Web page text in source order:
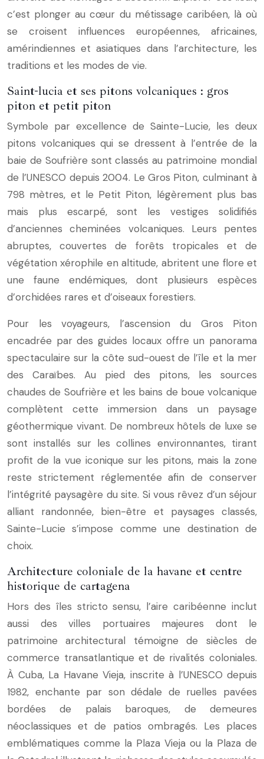
c’est plonger au cœur du métissage caribéen, là où
se croisent influences européennes, africaines,
amérindiennes et asiatiques dans l’architecture, les
traditions et les modes de vie.
Saint-lucia et ses pitons volcaniques : gros
piton et petit piton
Symbole par excellence de Sainte-Lucie, les deux
pitons volcaniques qui se dressent à l’entrée de la
baie de Soufrière sont classés au patrimoine mondial
de l’UNESCO depuis 2004. Le Gros Piton, culminant à
798 mètres, et le Petit Piton, légèrement plus bas
mais plus escarpé, sont les vestiges solidifiés
d’anciennes cheminées volcaniques. Leurs pentes
abruptes, couvertes de forêts tropicales et de
végétation xérophile en altitude, abritent une flore et
une faune endémiques, dont plusieurs espèces
d’orchidées rares et d’oiseaux forestiers.
Pour les voyageurs, l’ascension du Gros Piton
encadrée par des guides locaux offre un panorama
spectaculaire sur la côte sud-ouest de l’île et la mer
des Caraïbes. Au pied des pitons, les sources
chaudes de Soufrière et les bains de boue volcanique
complètent cette immersion dans un paysage
géothermique vivant. De nombreux hôtels de luxe se
sont installés sur les collines environnantes, tirant
profit de la vue iconique sur les pitons, mais la zone
reste strictement réglementée afin de conserver
l’intégrité paysagère du site. Si vous rêvez d’un séjour
alliant randonnée, bien-être et paysages classés,
Sainte-Lucie s’impose comme une destination de
choix.
Architecture coloniale de la havane et centre
historique de cartagena
Hors des îles stricto sensu, l’aire caribéenne inclut
aussi des villes portuaires majeures dont le
patrimoine architectural témoigne de siècles de
commerce transatlantique et de rivalités coloniales.
À Cuba, La Havane Vieja, inscrite à l’UNESCO depuis
1982, enchante par son dédale de ruelles pavées
bordées de palais baroques, de demeures
néoclassiques et de patios ombragés. Les places
emblématiques comme la Plaza Vieja ou la Plaza de